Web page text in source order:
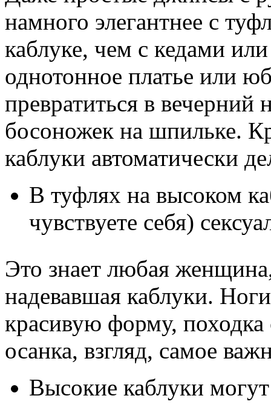
намного элегантнее с
каблуке, чем с кедами
однотонное платье или
превратиться в
босоножек на шпильке.
каблуки автоматически
В туфлях на высоком
чувствуете себя)
Это знает любая
надевавшая каблуки.
красивую форму, походка
осанка, взгляд, самое
Высокие каблуки